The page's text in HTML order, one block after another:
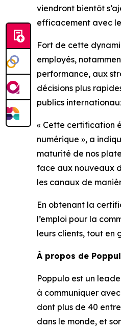
viendront bientôt
efficacement avec
Fort de cette
employés,
performance, aux
décisions plus
publics
« Cette certification
numérique », a
maturité de nos
face aux nouveaux
les canaux de
En obtenant la
l’emploi pour la
leurs clients, tout en
À propos de
Poppulo est un
à communiquer
dont plus de 40
dans le monde, et